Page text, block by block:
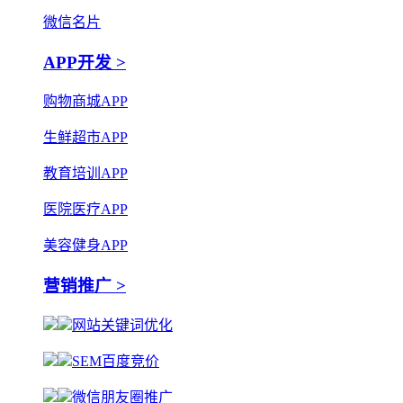
微信名片
APP开发 >
购物商城APP
生鲜超市APP
教育培训APP
医院医疗APP
美容健身APP
营销推广 >
网站关键词优化
SEM百度竞价
微信朋友圈推广